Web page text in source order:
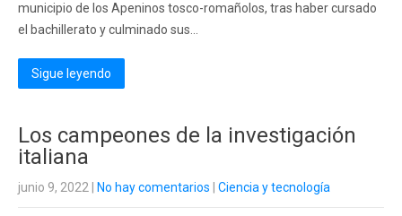
municipio de los Apeninos tosco-romañolos, tras haber cursado
el bachillerato y culminado sus...
Sigue leyendo
Los campeones de la investigación
italiana
junio 9, 2022 No hay comentarios Ciencia y tecnología